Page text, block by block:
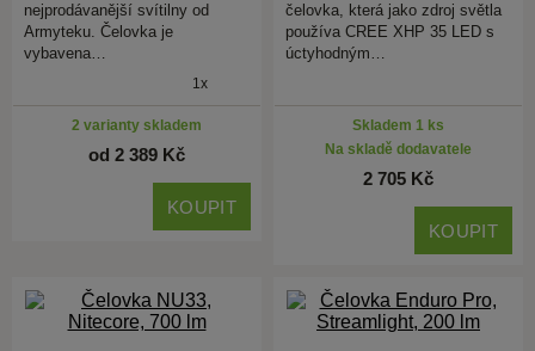
nejprodávanější svítilny od
Armyteku. Čelovka je
vybavena…
1x
2 varianty skladem
od 2 389 Kč
KOUPIT
čelovka, která jako zdroj světla
používa CREE XHP 35 LED s
úctyhodným…
Skladem 1 ks
Na skladě dodavatele
2 705 Kč
KOUPIT